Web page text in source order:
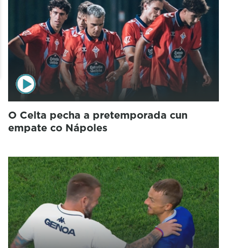
O Celta pecha a pretemporada cun
empate co Nápoles